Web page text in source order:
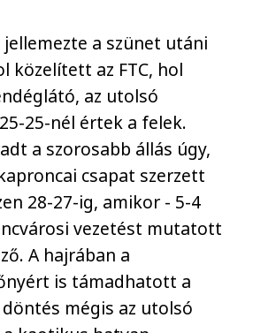
a szünet utáni
közelített az FTC, hol
az utolsó
25-nél értek a felek.
a szorosabb állás úgy,
csapat szerzett
28-27-ig, amikor - 5-4
vezetést mutatott
A hajrában a
is támadhatott a
mégis az utolsó